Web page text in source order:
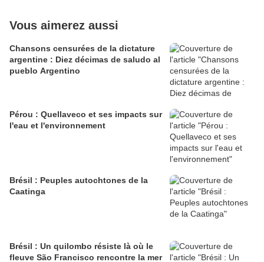
Vous aimerez aussi
Chansons censurées de la dictature
argentine : Diez décimas de saludo al
pueblo Argentino
Pérou : Quellaveco et ses impacts sur
l'eau et l'environnement
Brésil : Peuples autochtones de la
Caatinga
Brésil : Un quilombo résiste là où le
fleuve São Francisco rencontre la mer